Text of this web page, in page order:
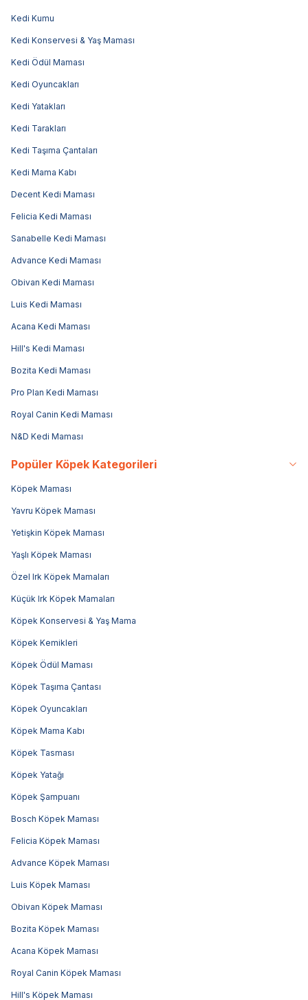
Kedi Kumu
Kedi Konservesi & Yaş Maması
Kedi Ödül Maması
Kedi Oyuncakları
Kedi Yatakları
Kedi Tarakları
Kedi Taşıma Çantaları
Kedi Mama Kabı
Decent Kedi Maması
Felicia Kedi Maması
Sanabelle Kedi Maması
Advance Kedi Maması
Obivan Kedi Maması
Luis Kedi Maması
Acana Kedi Maması
Hill's Kedi Maması
Bozita Kedi Maması
Pro Plan Kedi Maması
Royal Canin Kedi Maması
N&D Kedi Maması
Popüler Köpek Kategorileri
Köpek Maması
Yavru Köpek Maması
Yetişkin Köpek Maması
Yaşlı Köpek Maması
Özel Irk Köpek Mamaları
Küçük Irk Köpek Mamaları
Köpek Konservesi & Yaş Mama
Köpek Kemikleri
Köpek Ödül Maması
Köpek Taşıma Çantası
Köpek Oyuncakları
Köpek Mama Kabı
Köpek Tasması
Köpek Yatağı
Köpek Şampuanı
Bosch Köpek Maması
Felicia Köpek Maması
Advance Köpek Maması
Luis Köpek Maması
Obivan Köpek Maması
Bozita Köpek Maması
Acana Köpek Maması
Royal Canin Köpek Maması
Hill's Köpek Maması